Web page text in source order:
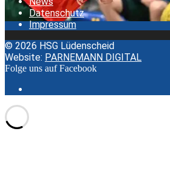
Datenschutz
Impressum
© 2026 HSG Lüdenscheid
Website: PARNEMANN DIGITAL
Folge uns auf Facebook